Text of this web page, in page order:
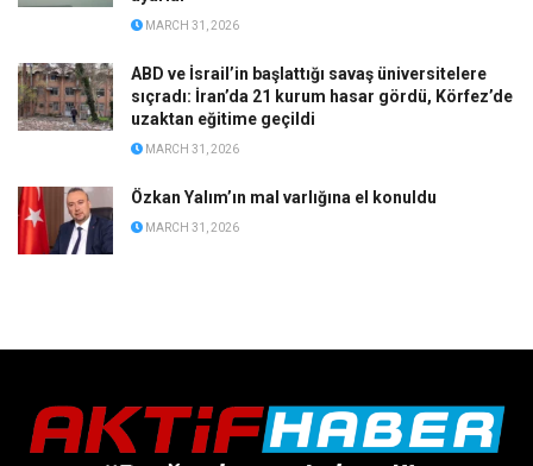
pazarlık, sahte haber, yakalama tehdidi iddiası